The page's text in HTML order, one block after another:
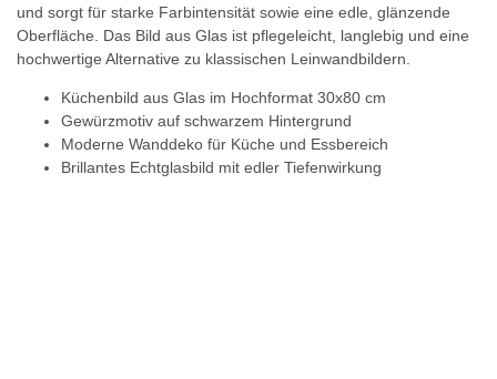
und sorgt für starke Farbintensität sowie eine edle, glänzende
Oberfläche. Das Bild aus Glas ist pflegeleicht, langlebig und eine
hochwertige Alternative zu klassischen Leinwandbildern.
Küchenbild aus Glas im Hochformat 30x80 cm
Gewürzmotiv auf schwarzem Hintergrund
Moderne Wanddeko für Küche und Essbereich
Brillantes Echtglasbild mit edler Tiefenwirkung